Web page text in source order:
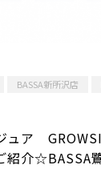
BASSA新所沢店
ア
紹介☆BASSA